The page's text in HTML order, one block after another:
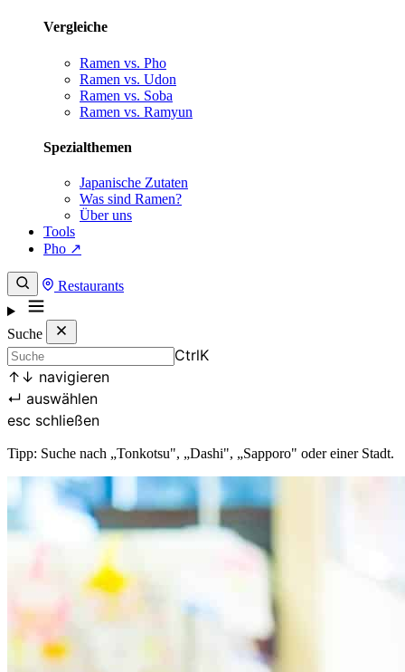
Vergleiche
Ramen vs. Pho
Ramen vs. Udon
Ramen vs. Soba
Ramen vs. Ramyun
Spezialthemen
Japanische Zutaten
Was sind Ramen?
Über uns
Tools
Pho ↗
Restaurants
Suche
CtrlK
↑ ↓ navigieren
↵ auswählen
esc schließen
Tipp: Suche nach „Tonkotsu", „Dashi", „Sapporo" oder einer Stadt.